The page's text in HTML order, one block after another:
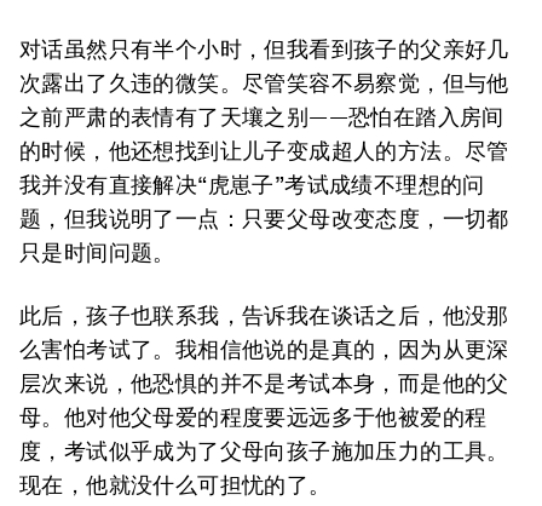
对话虽然只有半个小时，但我看到孩子的父亲好几
次露出了久违的微笑。尽管笑容不易察觉，但与他
之前严肃的表情有了天壤之别——恐怕在踏入房间
的时候，他还想找到让儿子变成超人的方法。尽管
我并没有直接解决“虎崽子”考试成绩不理想的问
题，但我说明了一点：只要父母改变态度，一切都
只是时间问题。
此后，孩子也联系我，告诉我在谈话之后，他没那
么害怕考试了。我相信他说的是真的，因为从更深
层次来说，他恐惧的并不是考试本身，而是他的父
母。他对他父母爱的程度要远远多于他被爱的程
度，考试似乎成为了父母向孩子施加压力的工具。
现在，他就没什么可担忧的了。